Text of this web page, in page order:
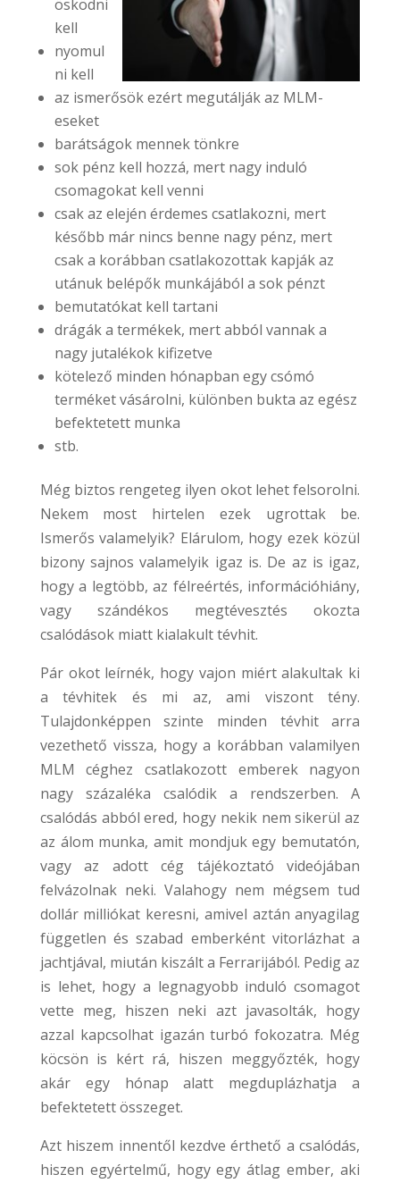
ösködni
kell
nyomul
ni kell
az ismerősök ezért megutálják az MLM-
eseket
barátságok mennek tönkre
sok pénz kell hozzá, mert nagy induló
csomagokat kell venni
csak az elején érdemes csatlakozni, mert
később már nincs benne nagy pénz, mert
csak a korábban csatlakozottak kapják az
utánuk belépők munkájából a sok pénzt
bemutatókat kell tartani
drágák a termékek, mert abból vannak a
nagy jutalékok kifizetve
kötelező minden hónapban egy csómó
terméket vásárolni, különben bukta az egész
befektetett munka
stb.
Még biztos rengeteg ilyen okot lehet felsorolni.
Nekem most hirtelen ezek ugrottak be.
Ismerős valamelyik? Elárulom, hogy ezek közül
bizony sajnos valamelyik igaz is. De az is igaz,
hogy a legtöbb, az félreértés, információhiány,
vagy szándékos megtévesztés okozta
csalódások miatt kialakult tévhit.
Pár okot leírnék, hogy vajon miért alakultak ki
a tévhitek és mi az, ami viszont tény.
Tulajdonképpen szinte minden tévhit arra
vezethető vissza, hogy a korábban valamilyen
MLM céghez csatlakozott emberek nagyon
nagy százaléka csalódik a rendszerben. A
csalódás abból ered, hogy nekik nem sikerül az
az álom munka, amit mondjuk egy bemutatón,
vagy az adott cég tájékoztató videójában
felvázolnak neki. Valahogy nem mégsem tud
dollár milliókat keresni, amivel aztán anyagilag
független és szabad emberként vitorlázhat a
jachtjával, miután kiszált a Ferrarijából. Pedig az
is lehet, hogy a legnagyobb induló csomagot
vette meg, hiszen neki azt javasolták, hogy
azzal kapcsolhat igazán turbó fokozatra. Még
köcsön is kért rá, hiszen meggyőzték, hogy
akár egy hónap alatt megduplázhatja a
befektetett összeget.
Azt hiszem innentől kezdve érthető a csalódás,
hiszen egyértelmű, hogy egy átlag ember, aki